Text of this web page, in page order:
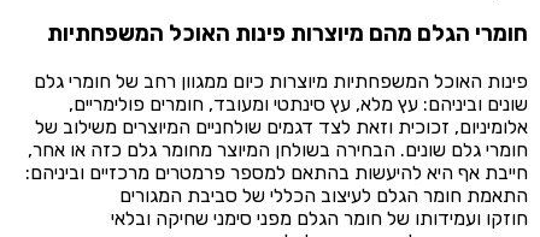
חומרי הגלם מהם מיוצרות פינות האוכל המשפחתיות
פינות האוכל המשפחתיות מיוצרות כיום ממגוון רחב של חומרי גלם
שונים וביניהם: עץ מלא, עץ סינתטי ומעובד, חומרים פולימריים,
אלומיניום, זכוכית וזאת לצד דגמים שולחניים המיוצרים משילוב של
חומרי גלם שונים. הבחירה בשולחן המיוצר מחומר גלם כזה או אחר,
חייבת אף היא להיעשות בהתאם למספר פרמטרים מרכזיים וביניהם:
התאמת חומר הגלם לעיצוב הכללי של סביבת המגורים
חוזקו ועמידותו של חומר הגלם מפני סימני שחיקה ובלאי